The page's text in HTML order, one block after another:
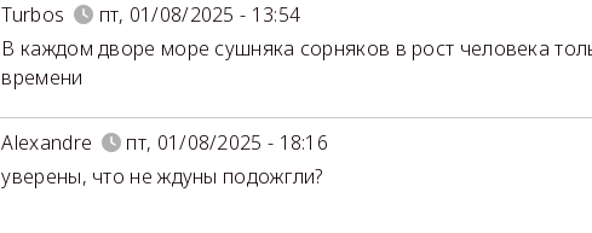
Turbos
пт, 01/08/2025 - 13:54
В каждом дворе море сушняка сорняков в рост человека
времени
Alexandre
пт, 01/08/2025 - 18:16
уверены, что не ждуны подожгли?